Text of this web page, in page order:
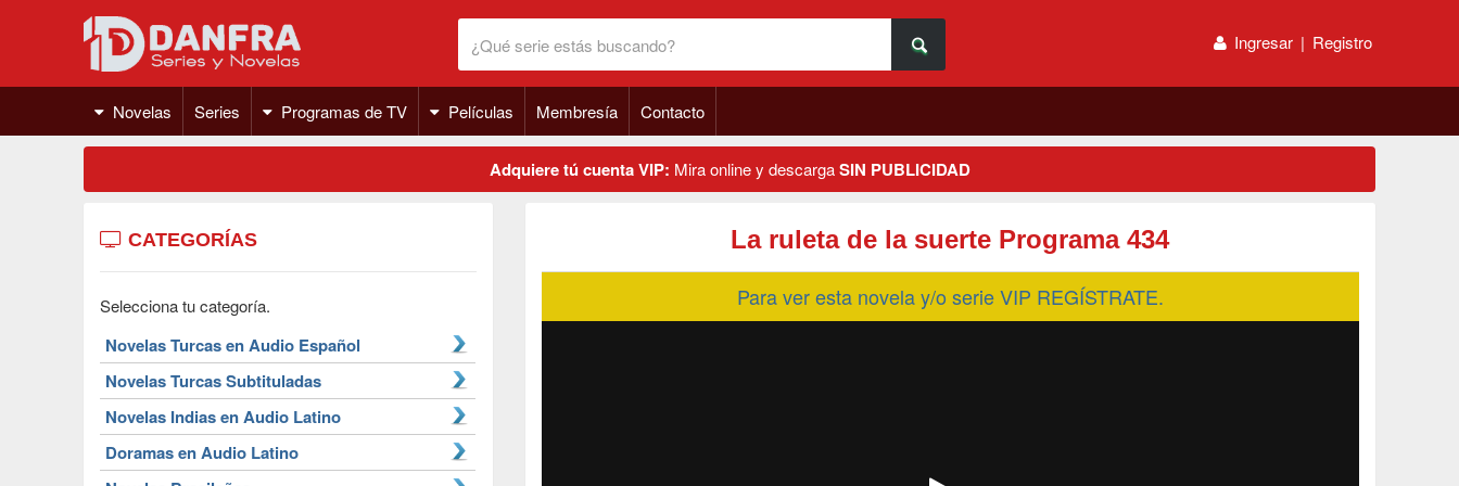
Ingresar | Registro
Novelas Series Programas de TV Películas Membresía Contacto
Adquiere tú cuenta VIP: Mira online y descargaSIN PUBLICIDAD
CATEGORÍAS
Selecciona tu categoría.
Novelas Turcas en Audio Español
Novelas Turcas Subtituladas
Novelas Indias en Audio Latino
Doramas en Audio Latino
La ruleta de la suerte Programa 434
Para ver esta novela y/o serie VIP REGÍSTRATE.